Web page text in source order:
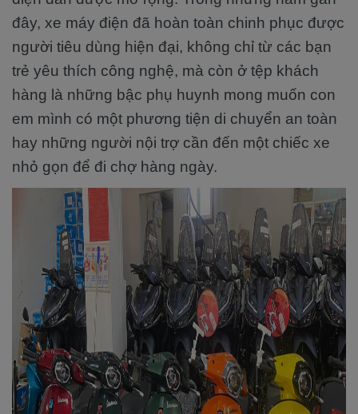
đây, xe máy điện đã hoàn toàn chinh phục được
người tiêu dùng hiện đại, không chỉ từ các bạn
trẻ yêu thích công nghệ, mà còn ở tệp khách
hàng là những bậc phụ huynh mong muốn con
em mình có một phương tiện di chuyển an toàn
hay những người nội trợ cần đến một chiếc xe
nhỏ gọn để đi chợ hàng ngày.